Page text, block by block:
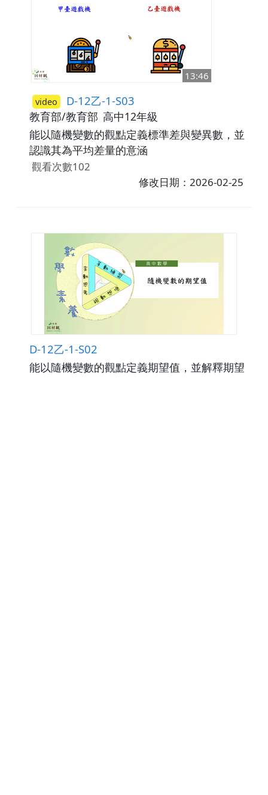
13:46
video D-12乙-1-S03
教育部/教育部 高中12年級
能以隨機變數的觀點定義標準差與變異數，並
認識其為平均差量的意涵
觀看次數102
修改日期：2026-02-25
D-12乙-1-S02
能以隨機變數的觀點定義期望值，並解釋期望